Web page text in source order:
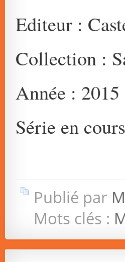
Editeur :
Collection :
Année : 2015
Série en
Publié par
Mots clés :